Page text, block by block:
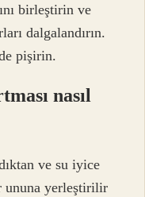
birleştirin ve
dalgalandırın.
pişirin.
nasıl
ve su iyice
ununa yerleştirilir